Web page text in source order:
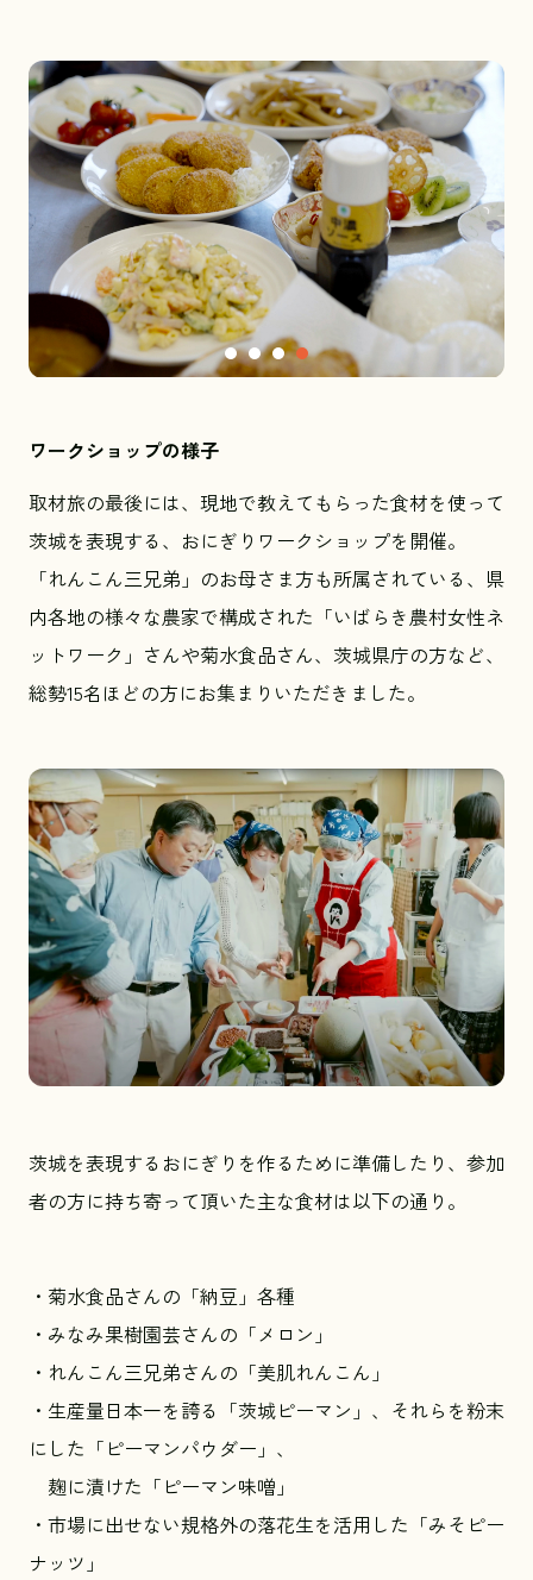
ワークショップの様子
取材旅の最後には、現地で教えてもらった食材を使って
茨城を表現する、おにぎりワークショップを開催。
「れんこん三兄弟」のお母さま方も所属されている、県
内各地の様々な農家で構成された「いばらき農村女性ネ
ットワーク」さんや菊水食品さん、茨城県庁の方など、
総勢15名ほどの方にお集まりいただきました。
茨城を表現するおにぎりを作るために準備したり、参加
者の方に持ち寄って頂いた主な食材は以下の通り。
・菊水食品さんの「納豆」各種
・みなみ果樹園芸さんの「メロン」
・れんこん三兄弟さんの「美肌れんこん」
・生産量日本一を誇る「茨城ピーマン」、それらを粉末
にした「ピーマンパウダー」、
麹に漬けた「ピーマン味噌」
・市場に出せない規格外の落花生を活用した「みそピー
ナッツ」